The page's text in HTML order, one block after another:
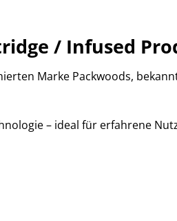
/ Infused
Marke Packwoods,
– ideal für erfahrene